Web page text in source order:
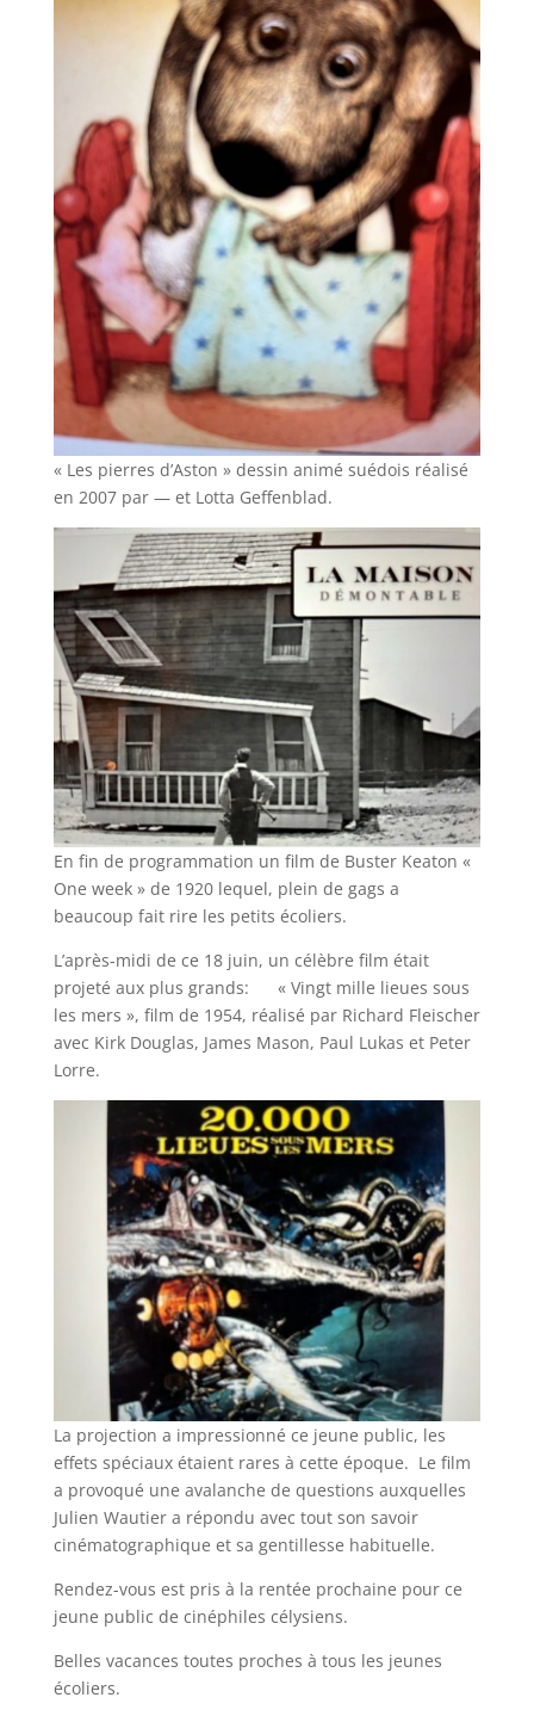
« Les pierres d’Aston » dessin animé suédois réalisé
en 2007 par — et Lotta Geffenblad.
En fin de programmation un film de Buster Keaton «
One week » de 1920 lequel, plein de gags a
beaucoup fait rire les petits écoliers.
L’après-midi de ce 18 juin, un célèbre film était
projeté aux plus grands: « Vingt mille lieues sous
les mers », film de 1954, réalisé par Richard Fleischer
avec Kirk Douglas, James Mason, Paul Lukas et Peter
Lorre.
La projection a impressionné ce jeune public, les
effets spéciaux étaient rares à cette époque. Le film
a provoqué une avalanche de questions auxquelles
Julien Wautier a répondu avec tout son savoir
cinématographique et sa gentillesse habituelle.
Rendez-vous est pris à la rentée prochaine pour ce
jeune public de cinéphiles célysiens.
Belles vacances toutes proches à tous les jeunes
écoliers.